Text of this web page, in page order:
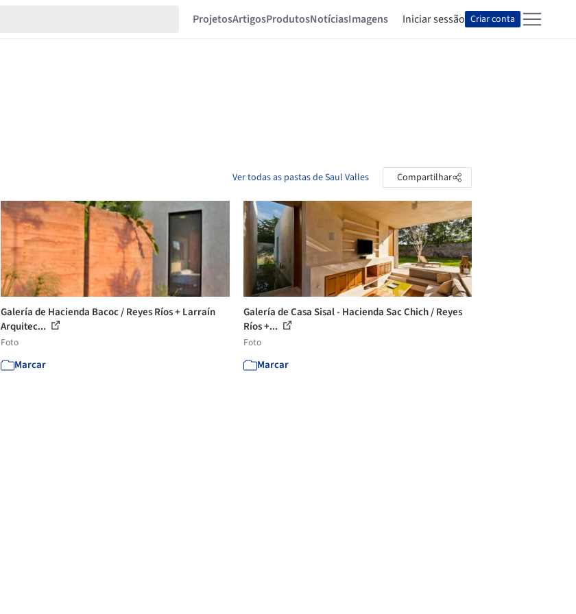
ProjetosArtigosProdutosNotíciasImagens Iniciar sessão Criar conta
Ver todas as pastas de Saul Valles Compartilhar
Galería de Hacienda Bacoc / Reyes Ríos + Larraín
Arquitec...
Foto
Marcar
Galería de Casa Sisal - Hacienda Sac Chich / Reyes
Ríos +...
Foto
Marcar